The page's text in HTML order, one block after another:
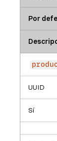
Por
UUID
Sí